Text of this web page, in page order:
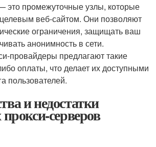
это промежуточные узлы, которые
веб-сайтом. Они позволяют
ограничения, защищать ваш
анонимность в сети.
провайдеры предлагают такие
оплаты, что делает их доступными
пользователей.
и недостатки
серверов